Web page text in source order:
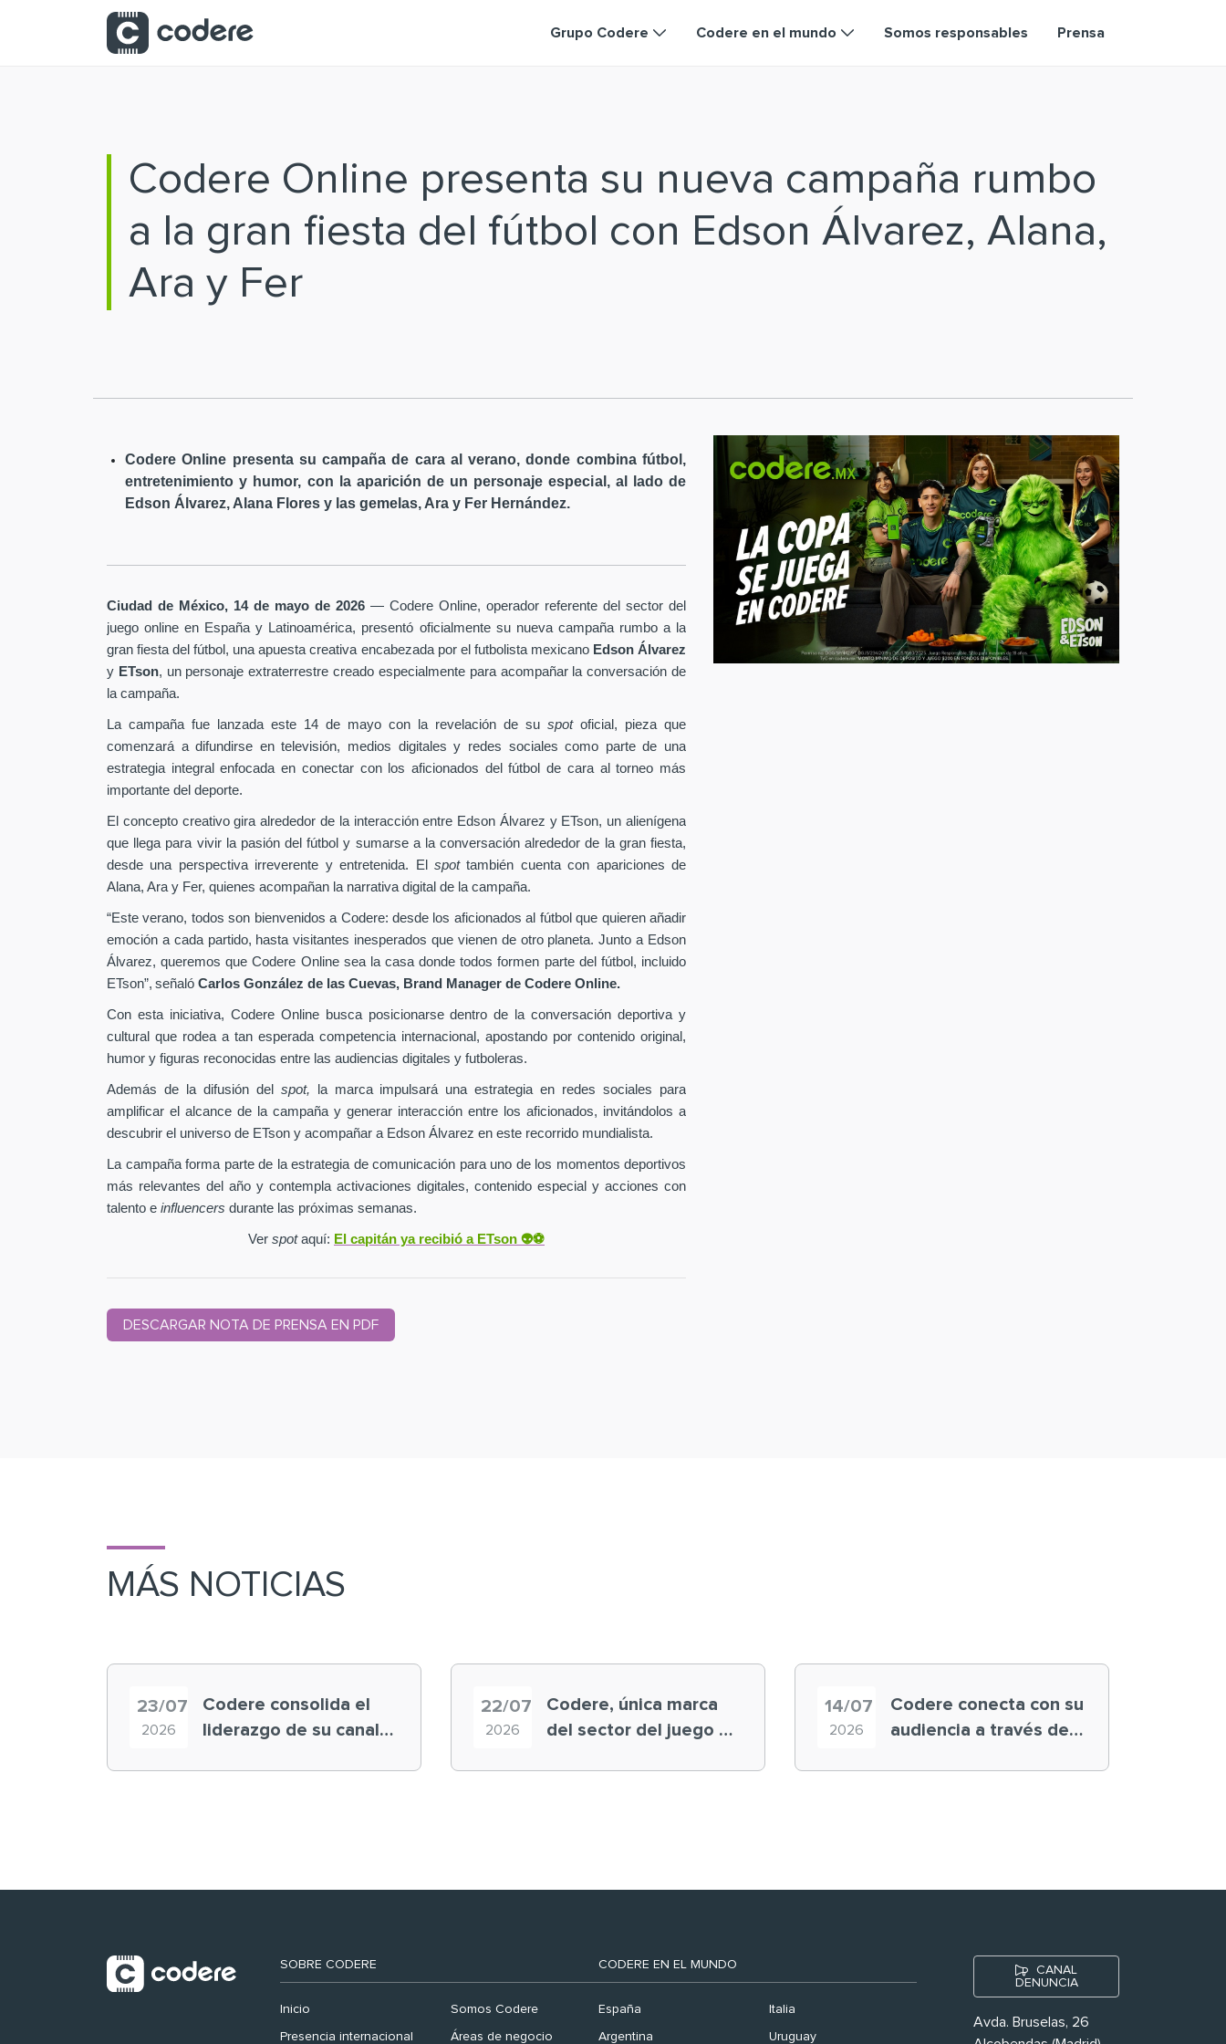
Saltar al contenido principal
Grupo Codere Codere en el mundo Somos responsables Prensa
Codere Online presenta su nueva campaña rumbo
a la gran fiesta del fútbol con Edson Álvarez, Alana,
Ara y Fer
Codere Online presenta su campaña de cara al verano, donde combina fútbol,
entretenimiento y humor, con la aparición de un personaje especial, al lado de
Edson Álvarez, Alana Flores y las gemelas, Ara y Fer Hernández.
Ciudad de México, 14 de mayo de 2026 — Codere Online, operador referente del sector del
juego online en España y Latinoamérica, presentó oficialmente su nueva campaña rumbo a la
gran fiesta del fútbol, una apuesta creativa encabezada por el futbolista mexicano Edson Álvarez
y ETson, un personaje extraterrestre creado especialmente para acompañar la conversación de
la campaña.
La campaña fue lanzada este 14 de mayo con la revelación de su spot oficial, pieza que
comenzará a difundirse en televisión, medios digitales y redes sociales como parte de una
estrategia integral enfocada en conectar con los aficionados del fútbol de cara al torneo más
importante del deporte.
El concepto creativo gira alrededor de la interacción entre Edson Álvarez y ETson, un alienígena
que llega para vivir la pasión del fútbol y sumarse a la conversación alrededor de la gran fiesta,
desde una perspectiva irreverente y entretenida. El spottambién cuenta con apariciones de
Alana, Ara y Fer, quienes acompañan la narrativa digital de la campaña.
“Este verano, todos son bienvenidos a Codere: desde los aficionados al fútbol que quieren añadir
emoción a cada partido, hasta visitantes inesperados que vienen de otro planeta. Junto a Edson
Álvarez, queremos que Codere Online sea la casa donde todos formen parte del fútbol, incluido
ETson”, señaló Carlos González de las Cuevas, Brand Manager de Codere Online.
Con esta iniciativa, Codere Online busca posicionarse dentro de la conversación deportiva y
cultural que rodea a tan esperada competencia internacional, apostando por contenido original,
humor y figuras reconocidas entre las audiencias digitales y futboleras.
Además de la difusión del spot,
la marca impulsará una estrategia en redes sociales para
amplificar el alcance de la campaña y generar interacción entre los aficionados, invitándolos a
descubrir el universo de ETson y acompañar a Edson Álvarez en este recorrido mundialista.
La campaña forma parte de la estrategia de comunicación para uno de los momentos deportivos
más relevantes del año y contempla activaciones digitales, contenido especial y acciones con
talento e influencers durante las próximas semanas.
Ver spotaquí: El capitán ya recibió a ETson 👽⚽️
DESCARGAR NOTA DE PRENSA EN PDF
MÁS NOTICIAS
23/07
2026
Codere consolida el
liderazgo de su canal
22/07
2026
Codere, única marca
del sector del juego en
14/07
2026
Codere conecta con su
audiencia a través de
SOBRE CODERE
Inicio Somos Codere
Presencia internacional Áreas de negocio
CODERE EN EL MUNDO
España Italia
Argentina Uruguay
CANAL
DENUNCIA
Avda. Bruselas, 26